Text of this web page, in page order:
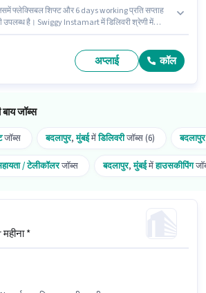
फ्लेक्सिबल शिफ्ट और 6 days working प्रति सप्ताह
है। Swiggy Instamart में डिलिवरी श्रेणी में
जैसी स्किल्स होनी चाहिए।अप्लाई कॉल
जॉब्स
जॉब्स बदलापुर,मुंबईमेंडिलिवरीजॉब्स (6) बदलापुर
/ टेलीकॉलरजॉब्स बदलापुर,मुंबईमेंहाउसकीपिंग
*